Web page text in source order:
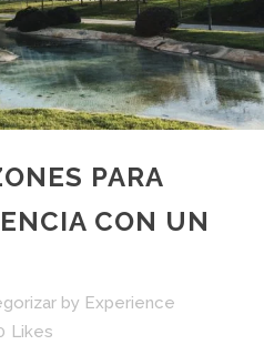
PARA
CON UN
by Experience
Likes